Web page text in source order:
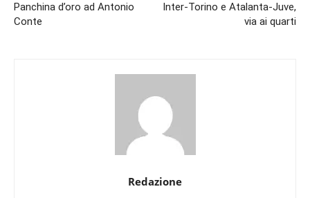
Panchina d’oro ad Antonio
Conte
Inter-Torino e Atalanta-Juve,
via ai quarti
Redazione